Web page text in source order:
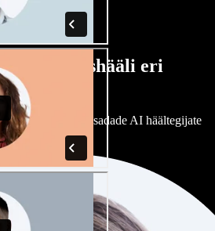
ja naishääli eri
ühtemoodi. Vali sadade AI häältegijate
neid.